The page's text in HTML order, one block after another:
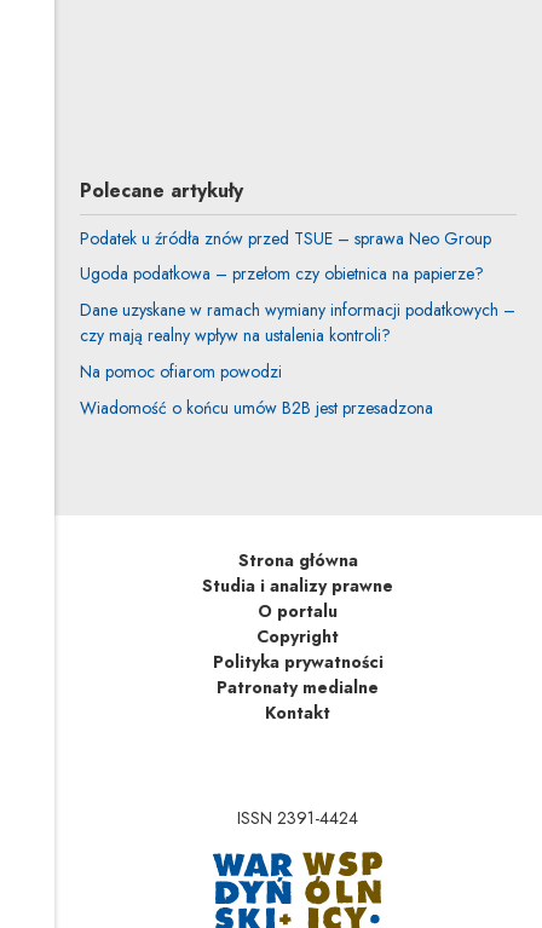
Polecane artykuły
Podatek u źródła znów przed TSUE – sprawa Neo Group
Ugoda podatkowa – przełom czy obietnica na papierze?
Dane uzyskane w ramach wymiany informacji podatkowych –
czy mają realny wpływ na ustalenia kontroli?
Na pomoc ofiarom powodzi
Wiadomość o końcu umów B2B jest przesadzona
Strona główna
Studia i analizy prawne
O portalu
Copyright
Polityka prywatności
Patronaty medialne
Kontakt
ISSN 2391-4424
Uwaga, link zostanie